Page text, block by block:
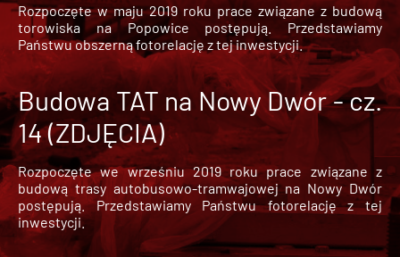
Rozpoczęte w maju 2019 roku prace związane z budową
torowiska na Popowice
postępują. Przedstawiamy
Państwu obszerną fotorelację z tej inwestycji.
Budowa TAT na Nowy Dwór - cz.
14 (ZDJĘCIA)
Rozpoczęte we wrześniu 2019 roku prace związane z
budową trasy autobusowo-tramwajowej na Nowy Dwór
postępują. Przedstawiamy Państwu fotorelację z tej
inwestycji.